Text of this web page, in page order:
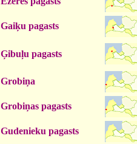
Gaiķu pagasts
Ģibuļu pagasts
Grobiņa
Grobiņas pagasts
Gudenieku pagasts